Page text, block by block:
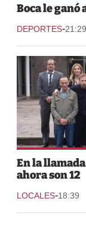
Boca le ganó
DEPORTES-21:29
En la
ahora son 12
LOCALES-18:39